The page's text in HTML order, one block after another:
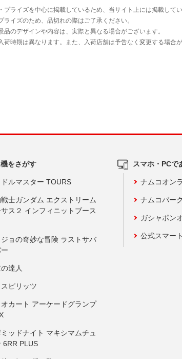
をさがす
ルマスター TOURS
士ガンダム エクストリーム
ス２ インフィニットブース
ョの奇妙な冒険 ラストサバ
達人
ピリッツ
カート アーケードグランプ
ッドナイト マキシマムチュ
6RR PLUS
スマホ・PCで
ナムコオン
ナムコパー
ガシャポン
公式スマー